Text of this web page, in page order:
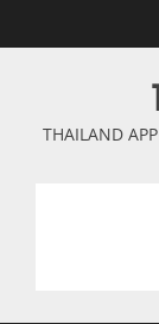
to
THAILAND